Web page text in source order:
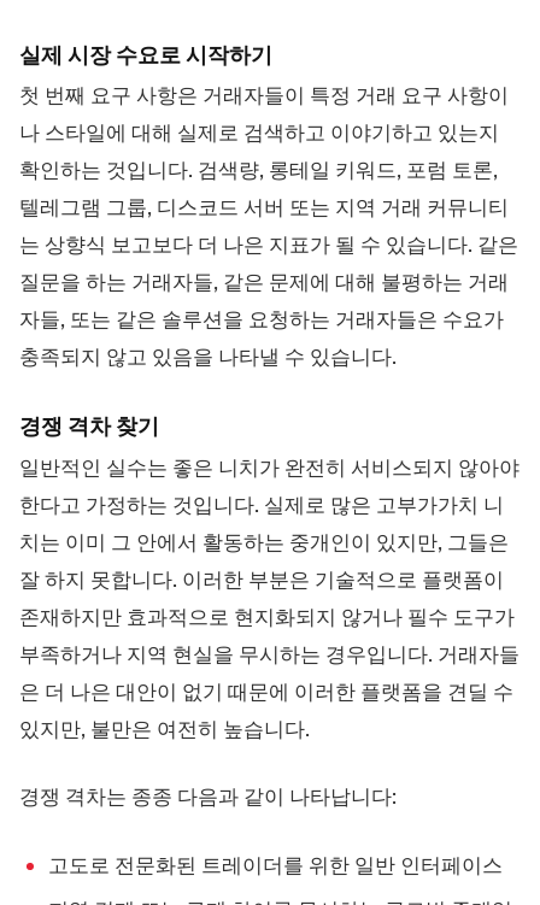
실제 시장 수요로 시작하기
첫 번째 요구 사항은 거래자들이 특정 거래 요구 사항이
나 스타일에 대해 실제로 검색하고 이야기하고 있는지
확인하는 것입니다. 검색량, 롱테일 키워드, 포럼 토론,
텔레그램 그룹, 디스코드 서버 또는 지역 거래 커뮤니티
는 상향식 보고보다 더 나은 지표가 될 수 있습니다. 같은
질문을 하는 거래자들, 같은 문제에 대해 불평하는 거래
자들, 또는 같은 솔루션을 요청하는 거래자들은 수요가
충족되지 않고 있음을 나타낼 수 있습니다.
경쟁 격차 찾기
일반적인 실수는 좋은 니치가 완전히 서비스되지 않아야
한다고 가정하는 것입니다. 실제로 많은 고부가가치 니
치는 이미 그 안에서 활동하는 중개인이 있지만, 그들은
잘 하지 못합니다. 이러한 부분은 기술적으로 플랫폼이
존재하지만 효과적으로 현지화되지 않거나 필수 도구가
부족하거나 지역 현실을 무시하는 경우입니다. 거래자들
은 더 나은 대안이 없기 때문에 이러한 플랫폼을 견딜 수
있지만, 불만은 여전히 높습니다.
경쟁 격차는 종종 다음과 같이 나타납니다:
고도로 전문화된 트레이더를 위한 일반 인터페이스